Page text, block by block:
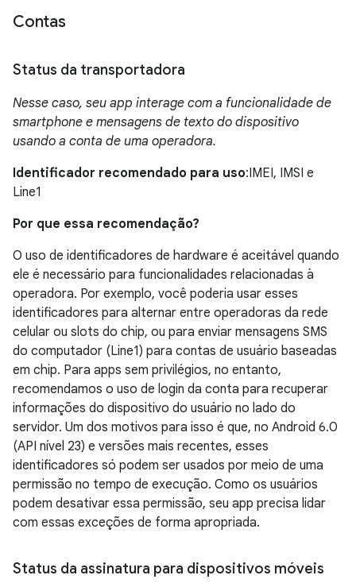
Contas
Status da transportadora
Nesse caso, seu app interage com a funcionalidade de
smartphone e mensagens de texto do dispositivo
usando a conta de uma operadora.
Identificador recomendado para uso:IMEI, IMSI e
Line1
Por que essa recomendação?
O uso de identificadores de hardware é aceitável quando
ele é necessário para funcionalidades relacionadas à
operadora. Por exemplo, você poderia usar esses
identificadores para alternar entre operadoras da rede
celular ou slots do chip, ou para enviar mensagens SMS
do computador (Line1) para contas de usuário baseadas
em chip. Para apps sem privilégios, no entanto,
recomendamos o uso de login da conta para recuperar
informações do dispositivo do usuário no lado do
servidor. Um dos motivos para isso é que, no Android 6.0
(API nível 23) e versões mais recentes, esses
identificadores só podem ser usados por meio de uma
permissão no tempo de execução. Como os usuários
podem desativar essa permissão, seu app precisa lidar
com essas exceções de forma apropriada.
Status da assinatura para dispositivos móveis